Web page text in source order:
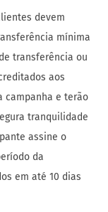
devem
mínima
transferência ou
aos
campanha e terão
tranquilidade
assine o
da
em até 10 dias